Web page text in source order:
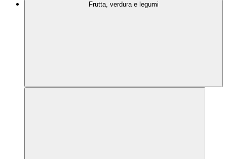
Frutta, verdura e legumi